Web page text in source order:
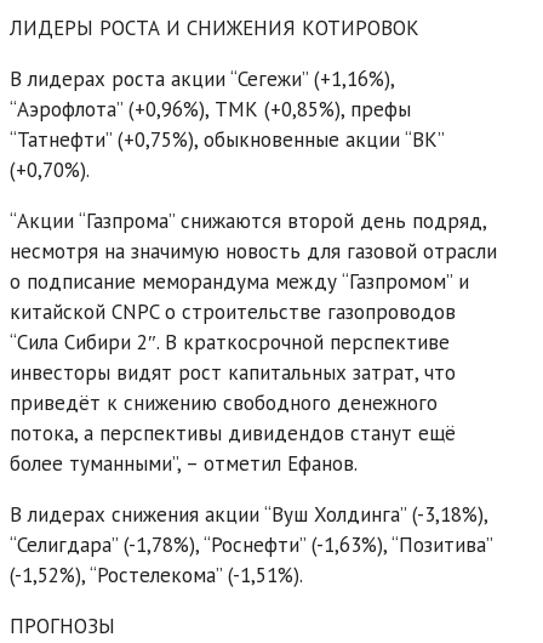
ЛИДЕРЫ РОСТА И СНИЖЕНИЯ КОТИРОВОК
В лидерах роста акции “Сегежи” (+1,16%),
“Аэрофлота” (+0,96%), ТМК (+0,85%), префы
“Татнефти” (+0,75%), обыкновенные акции “ВК”
(+0,70%).
“Акции “Газпрома” снижаются второй день подряд,
несмотря на значимую новость для газовой отрасли
о подписание меморандума между “Газпромом” и
китайской CNPC о строительстве газопроводов
“Сила Сибири 2″. В краткосрочной перспективе
инвесторы видят рост капитальных затрат, что
приведёт к снижению свободного денежного
потока, а перспективы дивидендов станут ещё
более туманными”, – отметил Ефанов.
В лидерах снижения акции “Вуш Холдинга” (-3,18%),
“Селигдара” (-1,78%), “Роснефти” (-1,63%), “Позитива”
(-1,52%), “Ростелекома” (-1,51%).
ПРОГНОЗЫ